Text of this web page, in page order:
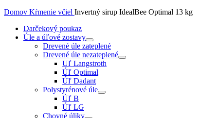
Domov Kŕmenie včiel Invertný sirup IdealBee Optimal 13 kg
Darčekový poukaz
Úle a úľové zostavy
Drevené úle zateplené
Drevené úle nezateplené
Uľ Langstroth
Úľ Optimal
Úľ Dadant
Polystyrénové úle
Úľ B
Úľ LG
Chovné úliky